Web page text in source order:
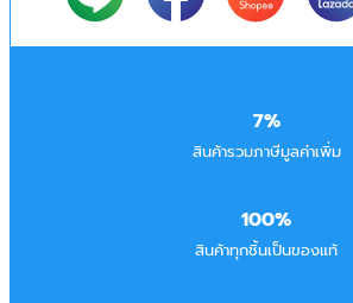
7%
สินค้ารวมภาษีมูลค่าเพิ่ม
100%
สินค้าทุกชิ้นเป็นของแท้